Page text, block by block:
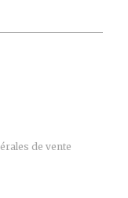
de vente